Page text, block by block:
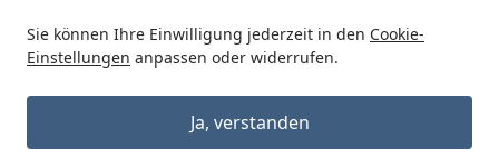
Sie können Ihre Einwilligung jederzeit in den Cookie-
Einstellungen anpassen oder widerrufen.
Ja, verstanden